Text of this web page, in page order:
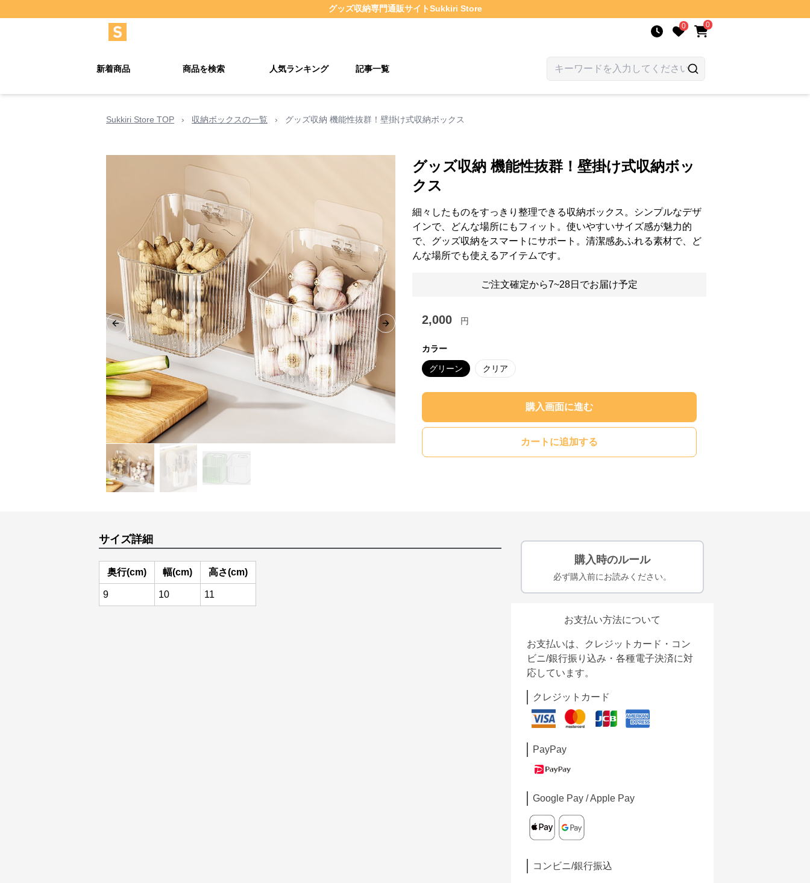
グッズ収納専門通販サイトSukkiri Store
0 0
新着商品 商品を検索 人気ランキング 記事一覧
Sukkiri Store TOP › 収納ボックスの一覧 › グッズ収納 機能性抜群！壁掛け式収納ボックス
Previous slide Next slide
グッズ収納 機能性抜群！壁掛け式収納ボッ
クス
細々したものをすっきり整理できる収納ボックス。シンプルなデザ
インで、どんな場所にもフィット。使いやすいサイズ感が魅力的
で、グッズ収納をスマートにサポート。清潔感あふれる素材で、ど
んな場所でも使えるアイテムです。
ご注文確定から7~28日でお届け予定
2,000 円
カラー
グリーン クリア
購入画面に進む
カートに追加する
サイズ詳細
奥行(cm) 幅(cm) 高さ(cm)
9 10 11
購入時のルール
必ず購入前にお読みください。
お支払い方法について
お支払いは、クレジットカード・コン
ビニ/銀行振り込み・各種電子決済に対
応しています。
クレジットカード
PayPay
Google Pay / Apple Pay
コンビニ/銀行振込